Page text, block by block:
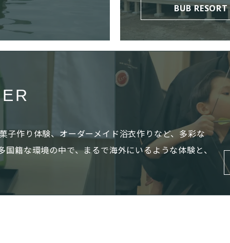
BUB
子作り体験、オーダーメイド浴衣作りなど、多彩な
籍な環境の中で、まるで海外にいるような体験と、